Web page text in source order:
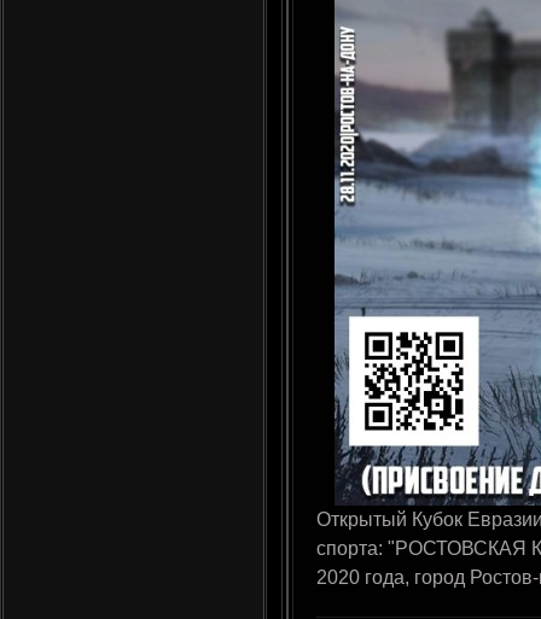
Открытый Кубок
спорта: "РОСТОВСКАЯ
2020 года, город